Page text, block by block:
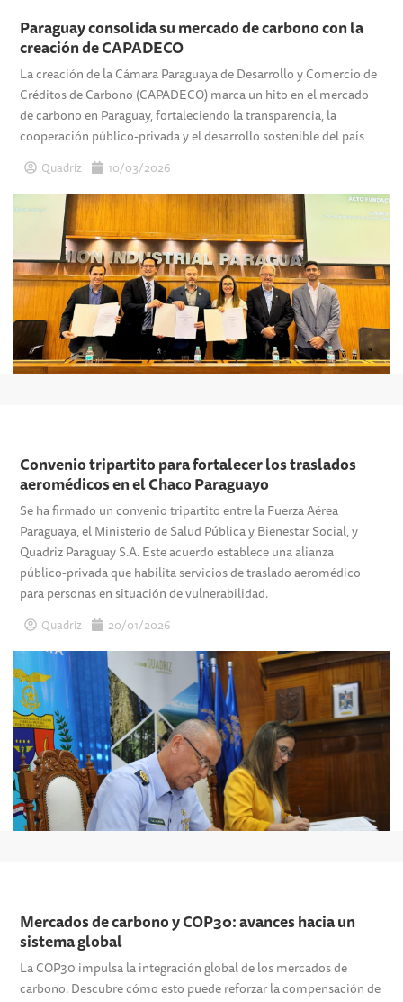
Paraguay consolida su mercado de carbono con la
creación de CAPADECO
La creación de la Cámara Paraguaya de Desarrollo y Comercio de
Créditos de Carbono (CAPADECO) marca un hito en el mercado
de carbono en Paraguay, fortaleciendo la transparencia, la
cooperación público-privada y el desarrollo sostenible del país
Quadriz 10/03/2026
Convenio tripartito para fortalecer los traslados
aeromédicos en el Chaco Paraguayo
Se ha firmado un convenio tripartito entre la Fuerza Aérea
Paraguaya, el Ministerio de Salud Pública y Bienestar Social, y
Quadriz Paraguay S.A. Este acuerdo establece una alianza
público-privada que habilita servicios de traslado aeromédico
para personas en situación de vulnerabilidad.
Quadriz 20/01/2026
Mercados de carbono y COP30: avances hacia un
sistema global
La COP30 impulsa la integración global de los mercados de
carbono. Descubre cómo esto puede reforzar la compensación de